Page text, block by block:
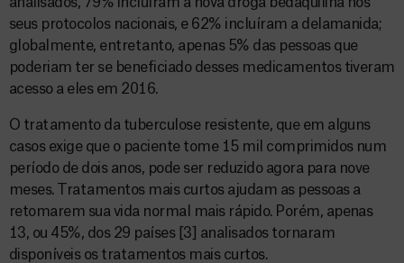
seus protocolos nacionais, e 62% incluíram a delamanida;
globalmente, entretanto, apenas 5% das pessoas que
poderiam ter se beneficiado desses medicamentos tiveram
acesso a eles em 2016.
O tratamento da tuberculose resistente, que em alguns
casos exige que o paciente tome 15 mil comprimidos num
período de dois anos, pode ser reduzido agora para nove
meses. Tratamentos mais curtos ajudam as pessoas a
retomarem sua vida normal mais rápido. Porém, apenas
13, ou 45%, dos 29 países [3] analisados tornaram
disponíveis os tratamentos mais curtos.